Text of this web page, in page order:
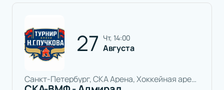
27 чт, 14:00
Августа
Санкт-Петербург, СКА Арена, Хоккейная арена